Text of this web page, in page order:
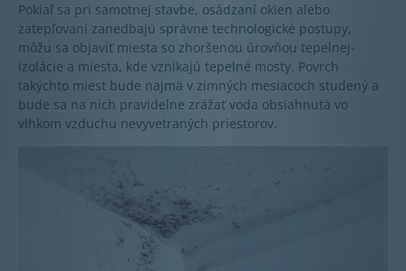
Pokiaľ sa pri samotnej stavbe, osádzaní okien alebo
zatepľovaní zanedbajú správne technologické postupy,
môžu sa objaviť miesta so zhoršenou úrovňou tepelnej-
izolácie a miesta, kde vznikajú tepelné mosty. Povrch
takýchto miest bude najmä v zimných mesiacoch studený a
bude sa na nich pravidelne zrážať voda obsiahnutá vo
vlhkom vzduchu nevyvetraných priestorov.